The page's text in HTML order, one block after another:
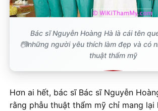
Bác sĩ Nguyễn Hoàng Hà là cái tên
những người yêu thích làm đẹp và có
thuật thẩm mỹ
Hơn ai hết, bác sĩ Bác sĩ Nguyễn
rằng phẫu thuật thẩm mỹ chỉ mang lại